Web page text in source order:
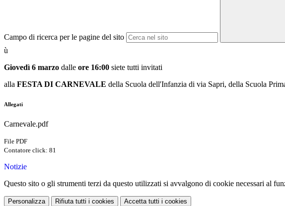
Campo di ricerca per le pagine del sito
ù
Giovedì 6 marzo dalle ore 16:00 siete tutti invitati
alla FESTA DI CARNEVALE della Scuola dell'Infanzia di via Sapri, della Scuola
Allegati
Carnevale.pdf
File PDF
Contatore click: 81
Notizie
Questo sito o gli strumenti terzi da questo utilizzati si avvalgono di cookie necessari al
Personalizza Rifiuta tutti i cookies Accetta tutti i cookies